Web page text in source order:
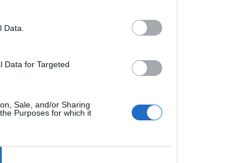
Data for Targeted
Sale, and/or Sharing
Purposes for which it